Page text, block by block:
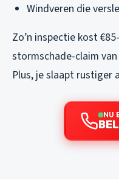
Windveren die
Zo’n inspectie kost
stormschade-claim van
Plus, je slaapt rustiger
NU